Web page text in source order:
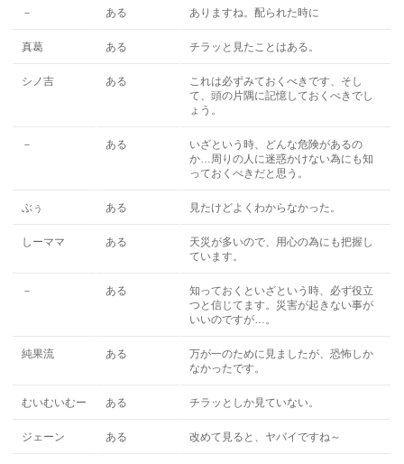
－ ある ありますね。配られた時に
真葛 ある チラッと見たことはある。
シノ吉 ある
これは必ずみておくべきです、そし
て、頭の片隅に記憶しておくべきでし
ょう。
－ ある
いざという時、どんな危険があるの
か…周りの人に迷惑かけない為にも知
っておくべきだと思う。
ぶぅ ある 見たけどよくわからなかった。
しーママ ある
天災が多いので、用心の為にも把握し
ています。
－ ある
知っておくといざという時、必ず役立
つと信じてます。災害が起きない事が
いいのですが…。
純果流 ある
万が一のために見ましたが、恐怖しか
なかったです。
むいむいむー ある チラッとしか見ていない。
ジェーン ある 改めて見ると、ヤバイですね～